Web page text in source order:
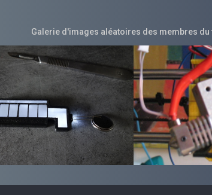
Galerie d'images aléatoires des membres du